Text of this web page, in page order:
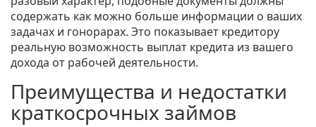
содержать как можно больше информации о ваших
задачах и гонорарах. Это показывает кредитору
реальную возможность выплат кредита из вашего
дохода от рабочей деятельности.
Преимущества и недостатки
краткосрочных займов